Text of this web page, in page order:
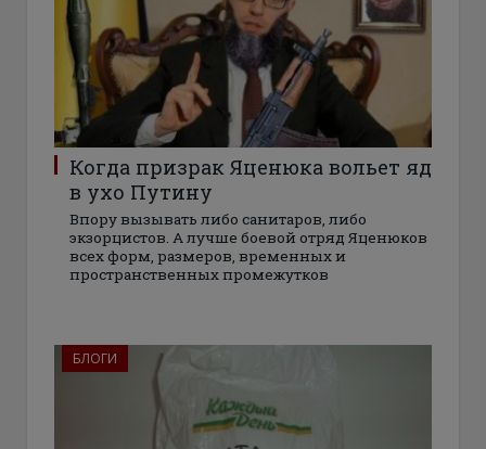
Когда призрак Яценюка вольет яд
в ухо Путину
Впору вызывать либо санитаров, либо
экзорцистов. А лучше боевой отряд Яценюков
всех форм, размеров, временных и
пространственных промежутков
БЛОГИ